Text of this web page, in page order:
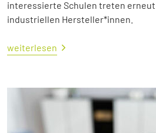
interessierte Schulen treten
industriellen Hersteller*innen.
weiterlesen